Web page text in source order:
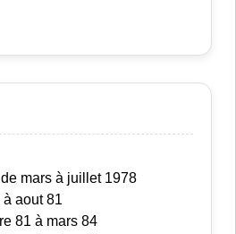
mars à juillet 1978
aout 81
81 à mars 84